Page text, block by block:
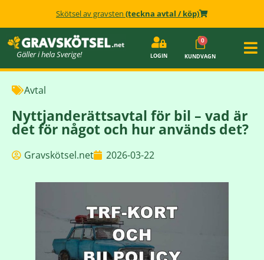
Skötsel av gravsten (teckna avtal / köp)
Gäller i hela Sverige! LOGIN KUNDVAGN
Avtal
Nyttjanderättsavtal för bil – vad är
det för något och hur används det?
Gravskötsel.net 2026-03-22